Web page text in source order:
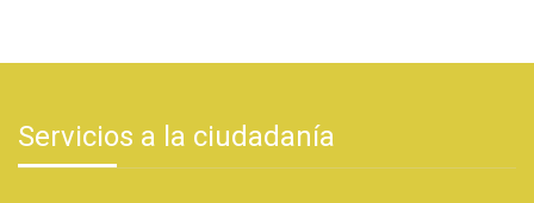
Servicios a la ciudadanía